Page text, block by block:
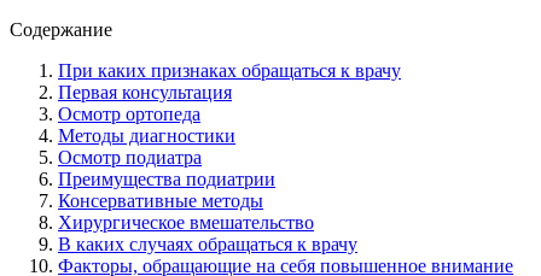
Содержание
При каких признаках обращаться к врачу
Первая консультация
Осмотр ортопеда
Методы диагностики
Осмотр подиатра
Преимущества подиатрии
Консервативные методы
Хирургическое вмешательство
В каких случаях обращаться к врачу
Факторы, обращающие на себя повышенное внимание